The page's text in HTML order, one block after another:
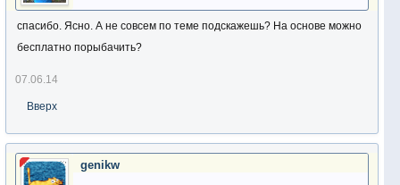
спасибо. Ясно. А не совсем по теме подскажешь? На основе можно
бесплатно порыбачить?
07.06.14
Вверх
genikw